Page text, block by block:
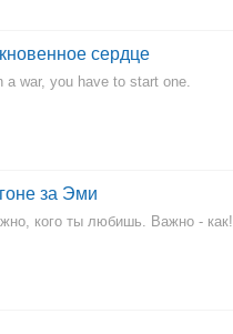
сердце
a war, you have to start one.
за Эми
кого ты любишь. Важно - как!